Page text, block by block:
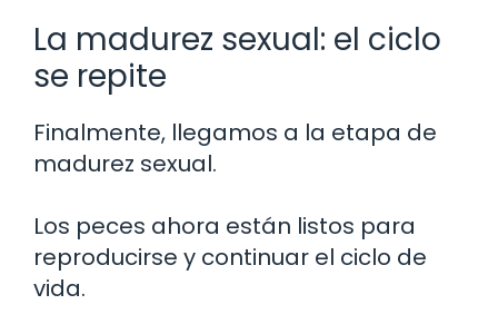
La madurez sexual: el ciclo
se repite
Finalmente, llegamos a la etapa de
madurez sexual.
Los peces ahora están listos para
reproducirse y continuar el ciclo de
vida.